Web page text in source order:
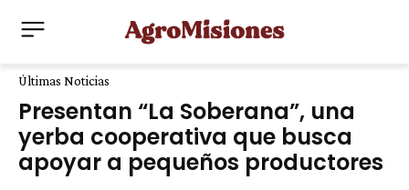
Últimas Noticias
Presentan “La Soberana”, una
yerba cooperativa que busca
apoyar a pequeños productores